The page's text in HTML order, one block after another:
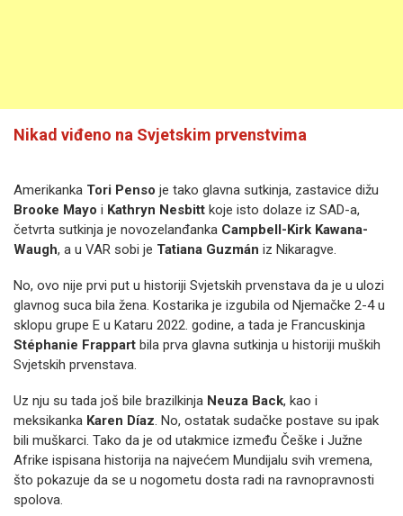
Nikad viđeno na Svjetskim prvenstvima
Amerikanka Tori Penso je tako glavna sutkinja, zastavice dižu
Brooke Mayo i Kathryn Nesbitt koje isto dolaze iz SAD-a,
četvrta sutkinja je novozelanđanka Campbell-Kirk Kawana-
Waugh, a u VAR sobi je Tatiana Guzmán iz Nikaragve.
No, ovo nije prvi put u historiji Svjetskih prvenstava da je u ulozi
glavnog suca bila žena. Kostarika je izgubila od Njemačke 2-4 u
sklopu grupe E u Kataru 2022. godine, a tada je Francuskinja
Stéphanie Frappart bila prva glavna sutkinja u historiji muških
Svjetskih prvenstava.
Uz nju su tada još bile brazilkinja Neuza Back, kao i
meksikanka Karen Díaz. No, ostatak sudačke postave su ipak
bili muškarci. Tako da je od utakmice između Češke i Južne
Afrike ispisana historija na najvećem Mundijalu svih vremena,
što pokazuje da se u nogometu dosta radi na ravnopravnosti
spolova.